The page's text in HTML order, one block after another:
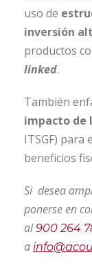
uso de
inversión
productos
linked.
También
impacto de
ITSGF) para
beneficios
Si desea
ponerse en
al 900 264
a